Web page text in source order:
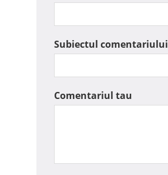
Subiectul comentariului
Comentariul tau